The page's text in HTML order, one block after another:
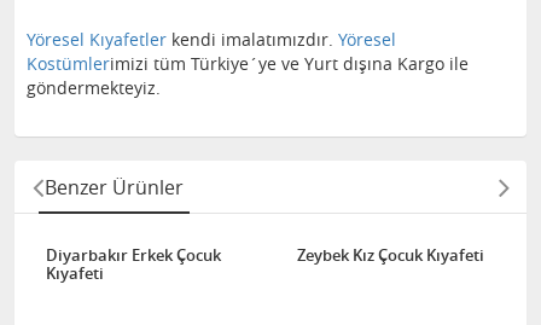
Yöresel Kıyafetler kendi imalatımızdır. Yöresel
Kostümlerimizi tüm Türkiye´ye ve Yurt dışına Kargo ile
göndermekteyiz.
Benzer Ürünler
Diyarbakır Erkek Çocuk
Kıyafeti
Zeybek Kız Çocuk Kıyafeti